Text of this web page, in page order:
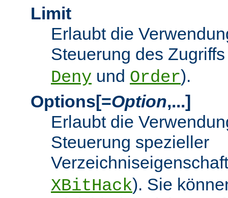
Limit
Erlaubt die
Steuerung des
Deny und Order).
Options[=Option,...]
Erlaubt die
Steuerung spezieller
XBitHack). Sie